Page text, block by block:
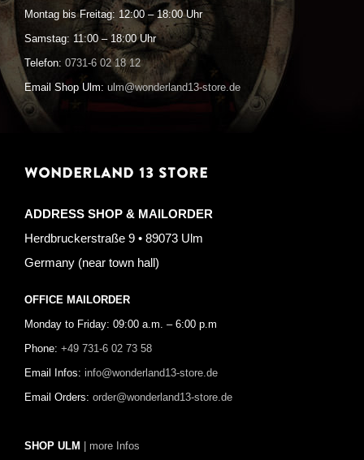
Montag bis Freitag: 12:00 – 18:00 Uhr
Samstag: 11:00 – 18:00 Uhr
Telefon: 0731-6 02 18 12
Email Shop Ulm: ulm@wonderland13-store.de
WONDERLAND 13 STORE
ADDRESS SHOP & MAILORDER
Herdbruckerstraße 9 • 89073 Ulm
Germany (near town hall)
OFFICE MAILORDER
Monday to Friday: 09:00 a.m. – 6:00 p.m
Phone: +49 731-6 02 73 58
Email Infos: info@wonderland13-store.de
Email Orders: order@wonderland13-store.de
SHOP ULM | more Infos